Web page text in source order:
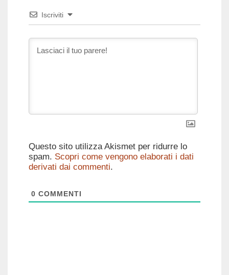
Iscriviti
Questo sito utilizza Akismet per ridurre lo
spam. Scopri come vengono elaborati i dati
derivati dai commenti.
0 COMMENTI